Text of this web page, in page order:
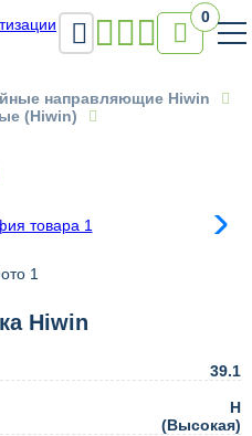
 0
направляющие Hiwin
(Hiwin)
Hiwin
39.1
H
(Высокая)